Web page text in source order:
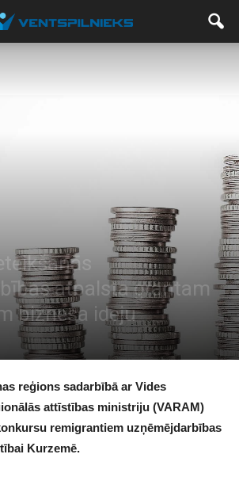
atbalsta grantam
biznesa ideju
reģions sadarbībā ar Vides
attīstības ministriju (VARAM)
remigrantiem uzņēmējdarbības
Kurzemē.